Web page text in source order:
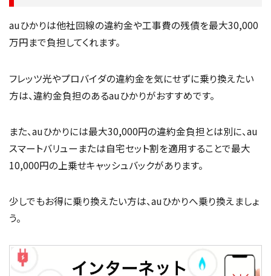
auひかりは他社回線の違約金や工事費の残債を最大30,000
万円まで負担してくれます。
フレッツ光やプロバイダの違約金を気にせずに乗り換えたい
方は、違約金負担のあるauひかりがおすすめです。
また、auひかりには最大30,000円の違約金負担とは別に、au
スマートバリューまたは自宅セット割を適用することで最大
10,000円の上乗せキャッシュバックがあります。
少しでもお得に乗り換えたい方は、auひかりへ乗り換えましょ
う。